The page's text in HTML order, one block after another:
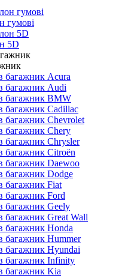
гумові
5D
багажник Acura
багажник Audi
багажник BMW
багажник Cadillac
багажник Chevrolet
багажник Chery
багажник Chrysler
багажник Citroёn
багажник Daewoo
багажник Dodge
багажник Fiat
багажник Ford
багажник Geely
Great Wall
багажник Honda
багажник Hummer
багажник Hyundai
багажник Infinity
багажник Kia